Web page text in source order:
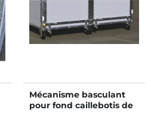
Mécanisme basculant
pour fond caillebotis de